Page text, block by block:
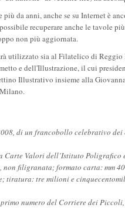
da anni, anche se su Internet è
recuperare anche le tavole
non più aggiornata.
utilizzato sia al Filatelico di
e dell'Illustrazione, il cui
Illustrativo insieme alla
di un francobollo celebrativo
Valori dell’Istituto Poligrafico
filigranata; formato carta: mm
tiratura: tre milioni e
numero del Corriere dei